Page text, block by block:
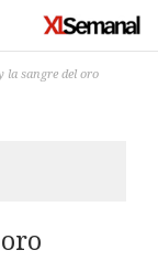
la sangre del oro